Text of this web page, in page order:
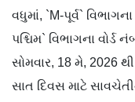
વધુમાં, `M-પૂર્વ`
પશ્ચિમ` વિભાગના
સોમવાર, 18 મે, 2026
સાત દિવસ માટે